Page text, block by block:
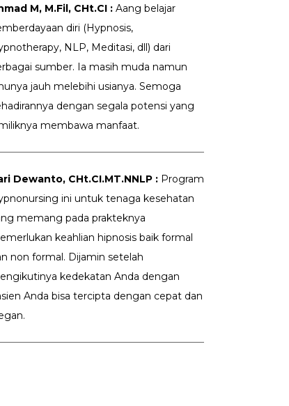
M, M.Fil, CHt.CI : Aang belajar
diri (Hypnosis,
NLP, Meditasi, dll) dari
sumber. Ia masih muda namun
jauh melebihi usianya. Semoga
dengan segala potensi yang
membawa manfaat.
Dewanto, CHt.CI.MT.NNLP : Program
ini untuk tenaga kesehatan
memang pada prakteknya
keahlian hipnosis baik formal
non formal. Dijamin setelah
kedekatan Anda dengan
Anda bisa tercipta dengan cepat dan